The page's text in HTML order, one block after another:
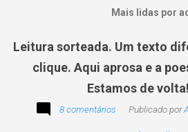
Mais lidas por
Leitura sorteada. Um texto
clique. Aqui aprosa e a
Estamos de volta!
8 comentários Publicado por